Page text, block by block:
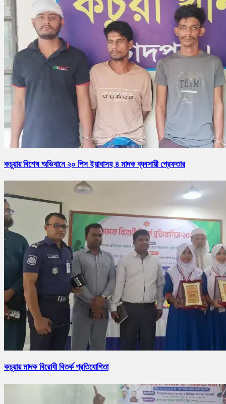
কচুয়ায় বিশেষ অভিযানে ২০ পিস ইয়াবাসহ ৪ মাদক ব্যবসায়ী গ্রেফতার
কচুয়ায় মাদক বিরোধী বিতর্ক প্রতিযোগিতা